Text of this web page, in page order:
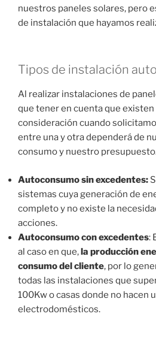
nuestros paneles solares, pero
de instalación que hayamos
Tipos de instalación
Al realizar instalaciones de
que tener en cuenta que
consideración cuando
entre una y otra dependerá de
consumo y nuestro
Autoconsumo sin excedentes:
sistemas cuya generación de
completo y no existe la
acciones.
Autoconsumo con excedentes:
al caso en que,la producción
consumo del cliente, por lo
todas las instalaciones que
100Kw o casas donde no hacen
electrodomésticos.